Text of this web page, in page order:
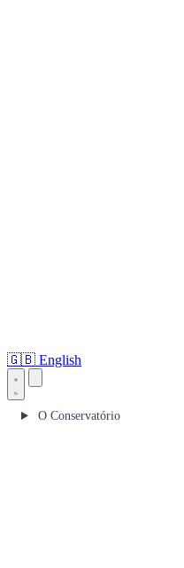
🇬🇧 English
O Conservatório